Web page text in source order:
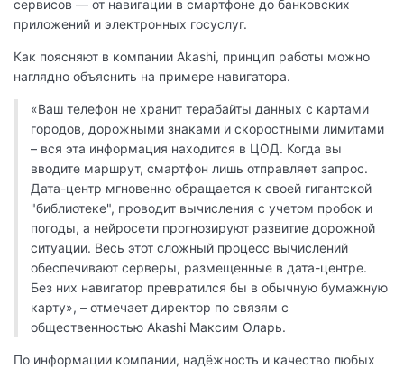
сервисов — от навигации в смартфоне до банковских
приложений и электронных госуслуг.
Как поясняют в компании Akashi, принцип работы можно
наглядно объяснить на примере навигатора.
«Ваш телефон не хранит терабайты данных с картами
городов, дорожными знаками и скоростными лимитами
– вся эта информация находится в ЦОД. Когда вы
вводите маршрут, смартфон лишь отправляет запрос.
Дата-центр мгновенно обращается к своей гигантской
"библиотеке", проводит вычисления с учетом пробок и
погоды, а нейросети прогнозируют развитие дорожной
ситуации. Весь этот сложный процесс вычислений
обеспечивают серверы, размещенные в дата-центре.
Без них навигатор превратился бы в обычную бумажную
карту», – отмечает директор по связям с
общественностью Akashi Максим Оларь.
По информации компании, надёжность и качество любых